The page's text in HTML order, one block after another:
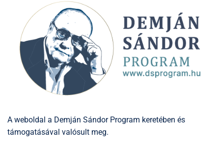
A weboldal a Demján Sándor Program keretében és
támogatásával valósult meg.